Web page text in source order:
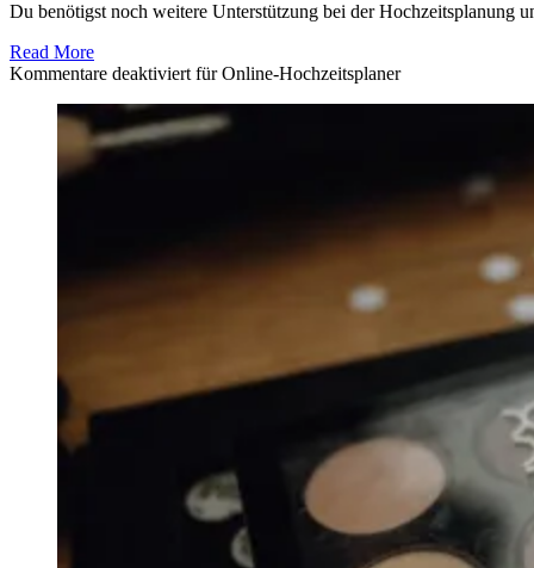
Du benötigst noch weitere Unterstützung bei der Hochzeitsplanung
Read More
Kommentare deaktiviert für Online-Hochzeitsplaner